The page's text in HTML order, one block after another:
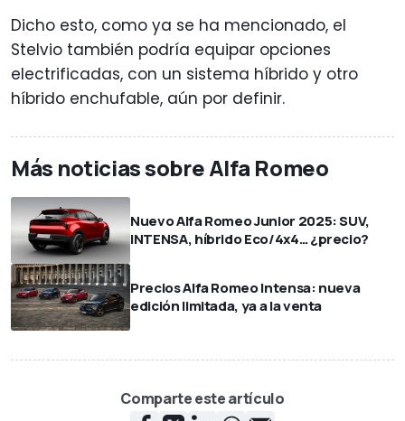
Dicho esto, como ya se ha mencionado, el
Stelvio también podría equipar opciones
electrificadas, con un sistema híbrido y otro
híbrido enchufable, aún por definir.
Más noticias sobre Alfa Romeo
Nuevo Alfa Romeo Junior 2025: SUV,
INTENSA, híbrido Eco/4x4… ¿precio?
Precios Alfa Romeo Intensa: nueva
edición limitada, ya a la venta
Comparte este artículo